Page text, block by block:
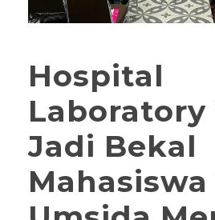
Hospital
Jadi Bekal
Mahasiswa